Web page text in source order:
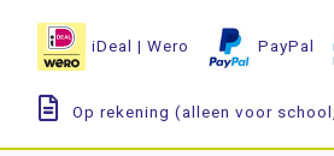
iDeal | Wero PayPal
Op rekening (alleen voor